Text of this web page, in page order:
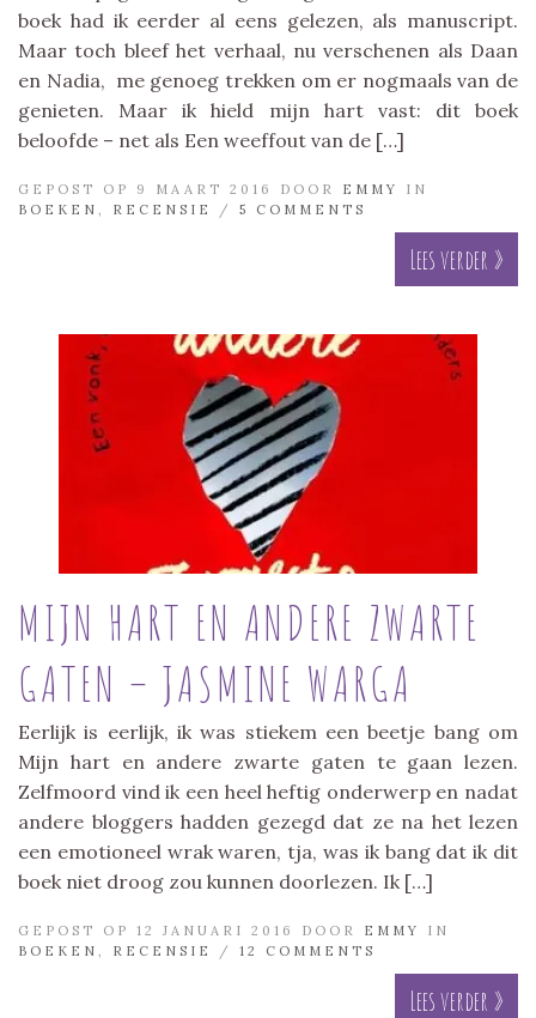
boek had ik eerder al eens gelezen, als manuscript.
Maar toch bleef het verhaal, nu verschenen als Daan
en Nadia, me genoeg trekken om er nogmaals van de
genieten. Maar ik hield mijn hart vast: dit boek
beloofde – net als Een weeffout van de […]
GEPOST OP 9 MAART 2016 DOOR EMMY
IN
BOEKEN
RECENSIE / 5 COMMENTS
Lees verder »
MIJN HART EN ANDERE ZWARTE
GATEN – JASMINE WARGA
Eerlijk is eerlijk, ik was stiekem een beetje bang om
Mijn hart en andere zwarte gaten te gaan lezen.
Zelfmoord vind ik een heel heftig onderwerp en nadat
andere bloggers hadden gezegd dat ze na het lezen
een emotioneel wrak waren, tja, was ik bang dat ik dit
boek niet droog zou kunnen doorlezen. Ik […]
GEPOST OP 12 JANUARI 2016 DOOR EMMY
IN
BOEKEN
RECENSIE / 12 COMMENTS
Lees verder »